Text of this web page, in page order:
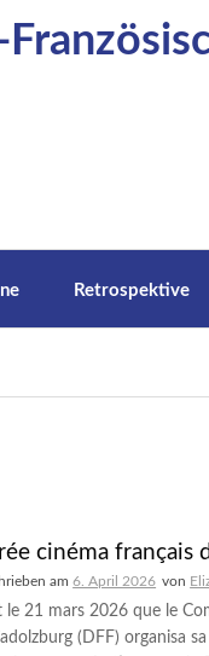
Retrospektive
cinéma français
am6. April 2026 von
le 21 mars 2026 que le
(DFF) organisa